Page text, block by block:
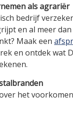
als agrariër
bedrijf
en al meer
Maak een
en ontdek wat
het